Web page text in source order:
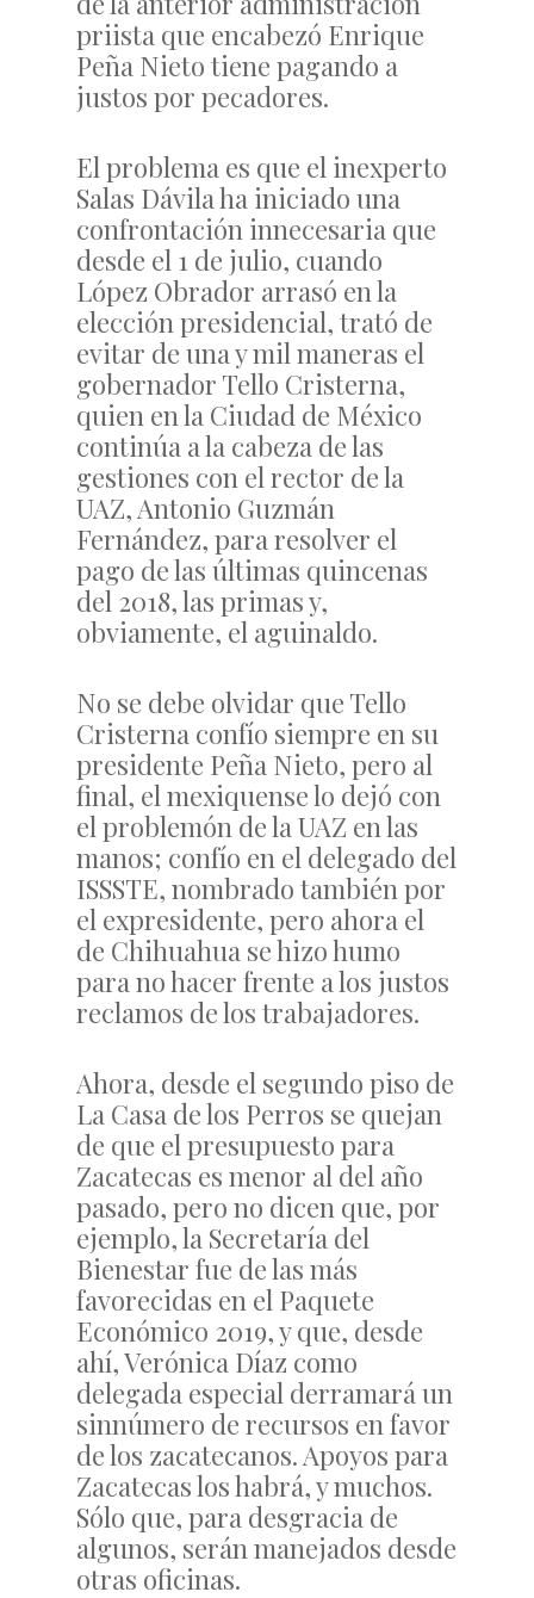
priista que encabezó Enrique
Peña Nieto tiene pagando a
justos por pecadores.
El problema es que el inexperto
Salas Dávila ha iniciado una
confrontación innecesaria que
desde el 1 de julio, cuando
López Obrador arrasó en la
elección presidencial, trató de
evitar de una y mil maneras el
gobernador Tello Cristerna,
quien en la Ciudad de México
continúa a la cabeza de las
gestiones con el rector de la
UAZ, Antonio Guzmán
Fernández, para resolver el
pago de las últimas quincenas
del 2018, las primas y,
obviamente, el aguinaldo.
No se debe olvidar que Tello
Cristerna confío siempre en su
presidente Peña Nieto, pero al
final, el mexiquense lo dejó con
el problemón de la UAZ en las
manos; confío en el delegado del
ISSSTE, nombrado también por
el expresidente, pero ahora el
de Chihuahua se hizo humo
para no hacer frente a los justos
reclamos de los trabajadores.
Ahora, desde el segundo piso de
La Casa de los Perros se quejan
de que el presupuesto para
Zacatecas es menor al del año
pasado, pero no dicen que, por
ejemplo, la Secretaría del
Bienestar fue de las más
favorecidas en el Paquete
Económico 2019, y que, desde
ahí, Verónica Díaz como
delegada especial derramará un
sinnúmero de recursos en favor
de los zacatecanos. Apoyos para
Zacatecas los habrá, y muchos.
Sólo que, para desgracia de
algunos, serán manejados desde
otras oficinas.